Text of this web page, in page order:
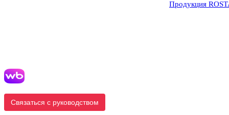
Связаться с руководством
Продукция